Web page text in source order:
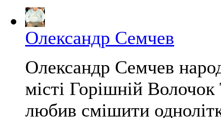
Олександр Семчев
Олександр Семчев
місті Горішній Волочок
любив смішити